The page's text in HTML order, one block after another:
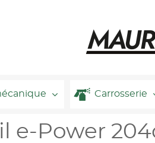
Carrosserie
e-Power